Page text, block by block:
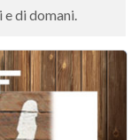
di domani.